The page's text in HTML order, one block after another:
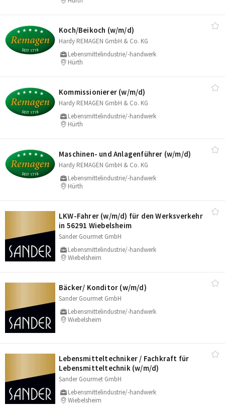
Koch/​Beikoch (w/​m/​d)
Hardy REMAGEN GmbH & Co. KG
Lebensmittelindustrie/-handwerk
Hürth
Kommissionierer (w/​m/​d)
Hardy REMAGEN GmbH & Co. KG
Lebensmittelindustrie/-handwerk
Hürth
Maschinen- und Anlagenführer (w/​m/​d)
Hardy REMAGEN GmbH & Co. KG
Lebensmittelindustrie/-handwerk
Hürth
LKW-Fahrer (w/​m/​d) für den Werksverkehr
in 56291 Wiebelsheim
Sander Gourmet GmbH
Lebensmittelindustrie/-handwerk
Wiebelsheim
Bäcker/​ Konditor (w/​m/​d)
Sander Gourmet GmbH
Lebensmittelindustrie/-handwerk
Wiebelsheim
Lebensmitteltechniker /​ Fachkraft für
Lebensmitteltechnik (w/​m/​d)
Sander Gourmet GmbH
Lebensmittelindustrie/-handwerk
Wiebelsheim